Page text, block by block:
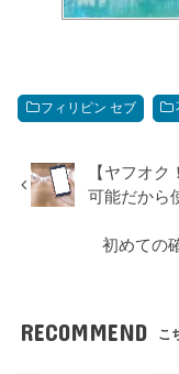
フィリピン セブ
【ヤフオ
可能だから
初めての
RECOMMEND こ